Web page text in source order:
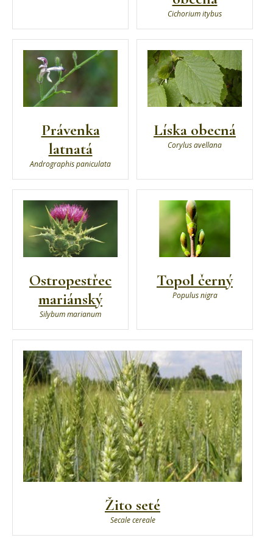
Cichorium itybus
Právenka
latnatá
Andrographis paniculata
Líska obecná
Corylus avellana
Ostropestřec
mariánský
Silybum marianum
Topol černý
Populus nigra
Žito seté
Secale cereale